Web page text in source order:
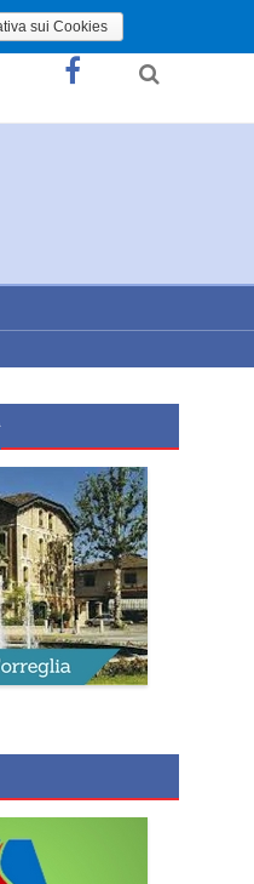
sui Cookies